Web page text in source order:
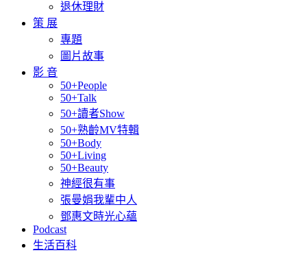
退休理財
策 展
專題
圖片故事
影 音
50+People
50+Talk
50+讀者Show
50+熟齡MV特輯
50+Body
50+Living
50+Beauty
神經很有事
張曼娟我輩中人
鄧惠文時光心蘊
Podcast
生活百科